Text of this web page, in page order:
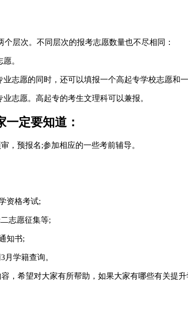
层次。不同层次的报考志愿数量也不尽相同：
。
志愿的同时，还可以填报一个高起专学校志愿和一
志愿。高起专的考生文理科可以兼报。
定要知道：
，预报名;参加相应的一些考前辅导。
资格考试;
志愿征集等;
知书;
学籍查询。
，希望对大家有所帮助，如果大家有哪些有关